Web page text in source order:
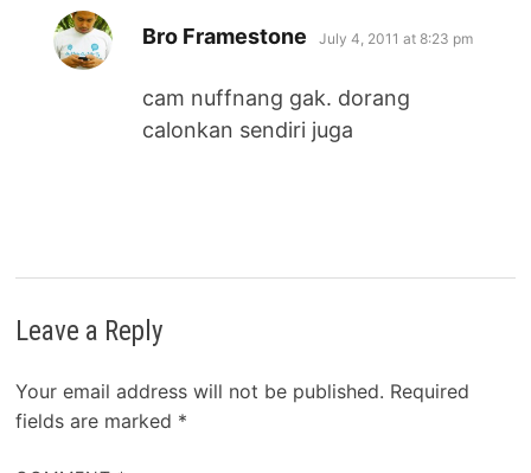
Bro Framestone says:
July 4, 2011 at 8:23 pm
cam nuffnang gak. dorang
calonkan sendiri juga
Leave a Reply
Your email address will not be published. Required
fields are marked *